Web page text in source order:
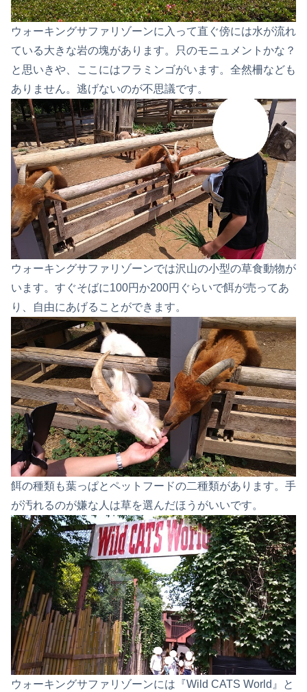
ウォーキングサファリゾーンに入って直ぐ傍には水が流れ
ている大きな岩の塊があります。只のモニュメントかな？
と思いきや、ここにはフラミンゴがいます。全然柵なども
ありません。逃げないのが不思議です。
ウォーキングサファリゾーンでは沢山の小型の草食動物が
います。すぐそばに100円か200円ぐらいで餌が売ってあ
り、自由にあげることができます。
餌の種類も葉っぱとペットフードの二種類があります。手
が汚れるのが嫌な人は草を選んだほうがいいです。
ウォーキングサファリゾーンには『Wild CATS World』と